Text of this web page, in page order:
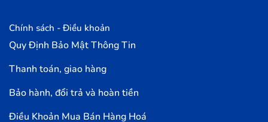
Chính sách - Điều khoản
Quy Định Bảo Mật Thông Tin
Thanh toán, giao hàng
Bảo hành, đổi trả và hoàn tiền
Điều Khoản Mua Bán Hàng Hoá